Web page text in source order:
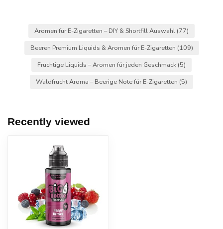
Aromen für E-Zigaretten – DIY & Shortfill Auswahl (77)
Beeren Premium Liquids & Aromen für E-Zigaretten (109)
Fruchtige Liquids – Aromen für jeden Geschmack (5)
Waldfrucht Aroma – Beerige Note für E-Zigaretten (5)
Recently viewed